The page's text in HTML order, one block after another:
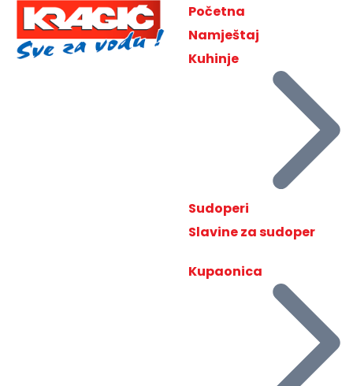
Početna
Namještaj
Kuhinje
Sudoperi
Slavine za sudoper
Kupaonica